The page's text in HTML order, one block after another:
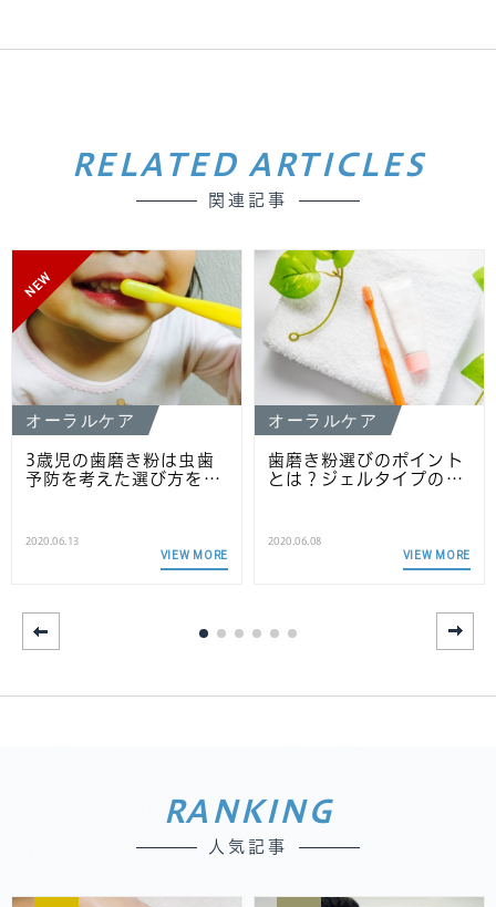
RELATED ARTICLES
関連記事
NEW
オーラルケア
3歳児の歯磨き粉は虫歯
予防を考えた選び方を…
2020.06.13
VIEW MORE
オーラルケア
歯磨き粉選びのポイント
とは？ジェルタイプの…
2020.06.08
VIEW MORE
RANKING
人気記事